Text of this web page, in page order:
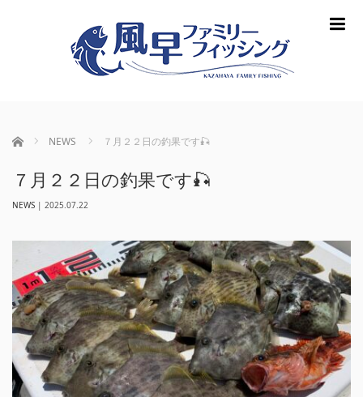
ホーム NEWS ７月２２日の釣果です🎣
７月２２日の釣果です🎣
NEWS | 2025.07.22